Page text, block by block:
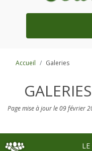
Accueil Galeries
GALERIES
Page mise à jour le 09 février